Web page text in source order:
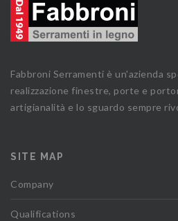
Fabbroni Serramenti è un'azienda
realizzazione finestre, porte e
artigianalità e lo sguardo sempre
SITE MAP
Company
Qualifications